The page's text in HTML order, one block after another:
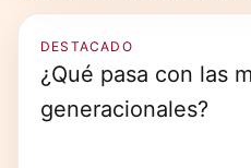
DESTACADO
¿Qué pasa con las
generacionales?